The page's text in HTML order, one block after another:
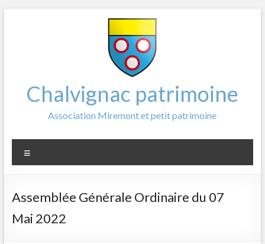
Chalvignac patrimoine
Association Miremont et petit patrimoine
Assemblée Générale Ordinaire du 07
Mai 2022